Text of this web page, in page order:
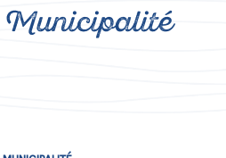
Municipalité